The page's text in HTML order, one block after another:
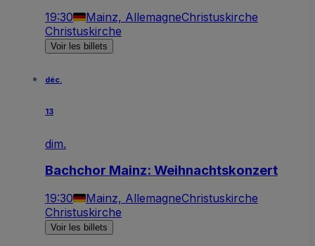
19:30 Mainz, AllemagneChristuskirche
Christuskirche
Voir les billets
déc.
13
dim.
Bachchor Mainz: Weihnachtskonzert
19:30 Mainz, AllemagneChristuskirche
Christuskirche
Voir les billets